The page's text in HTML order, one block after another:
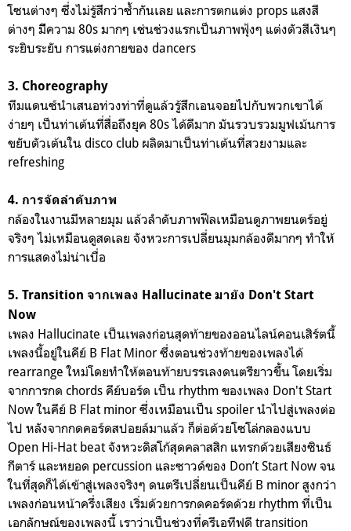
โซนต่างๆ ซึ่งไม่รู้สึกว่าซ้ำกันเลย และการตกแต่ง props แสงสี
ต่างๆ มีีความ 80s มากๆ เช่นช่วงแรกเป็นภาพฟุ้งๆ แต่งตัวสีเงินๆ
ระยิบระยับ การแต่งกายของ dancers
3. Choreography
ทีมแดนซ์นำเสนอท่วงท่าที่ดูแล้วรู้สึกเอนจอยไปกับพวกเขาได้
ง่ายๆ เป็นท่าเต้นที่สื่อถึงยุค 80s ได้ดีมาก มันรวบรวมมูฟเม้นการ
ขยับตัวเต้นใน disco club ผลิตมาเป็นท่าเต้นที่สวยงามและ
refreshing
4. การจัดลำดับภาพ
กล้องในงานมีหลายมุม แล้วลำดับภาพฟีลเหมือนดูภาพยนตร์อยู่
จริงๆ ไม่เหมือนดูสดเลย จังหวะการเปลี่ยนมุมกล้องดีมากๆ ทำให้
การแสดงไม่น่าเบื่อ
5. Transition จากเพลง Hallucinate มายัง Don't Start
Now
เพลง Hallucinate เป็นเพลงก่อนสุดท้ายของออนไลน์คอนเสิร์ตนี้
เพลงนี้อยู่ในคีย์ B Flat Minor ซึ่งตอนช่วงท้ายของเพลงได้
rearrange ใหม่โดยทำให้ตอนท้ายบรรเลงดนตรียาวขึ้น โดยเริ่ม
จากการกด chords คีย์บอร์ด เป็น rhythm ของเพลง Don't Start
Now ในคีย์ B Flat minor ซึ่งเหมือนเป็น spoiler นำไปสู่เพลงต่อ
ไป หลังจากกดคอร์ดสปอยล์มาแล้ว ก็ต่อด้วยโซโล่กลองแบบ
Open Hi-Hat beat จังหวะดิสโก้สุดคลาสสิก แทรกด้วยเสียงซินธ์
กีตาร์ และหยอด percussion และซาวด์ของ Don’t Start Now จน
ในที่สุดก็ได้เข้าสู่เพลงจริงๆ ดนตรีเปลี่ยนเป็นคีย์ B minor สูงกว่า
เพลงก่อนหน้าครึ่งเสียง เริ่มด้วยการกดคอร์ดด้วย rhythm ที่เป็น
เอกลักษณ์ของเพลงนี้ เราว่าเป็นช่วงที่ครีเอทีฟดี transition